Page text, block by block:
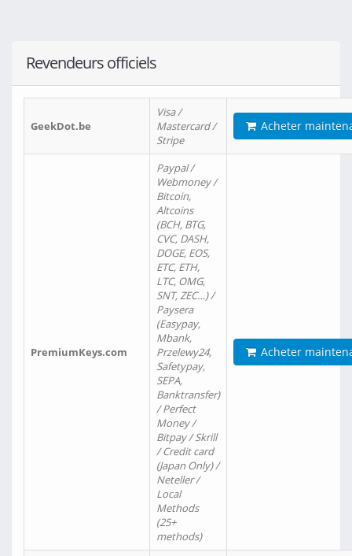
Revendeurs officiels
GeekDot.be
Visa /
Mastercard /
Stripe
Acheter
PremiumKeys.com
Paypal /
Webmoney /
Bitcoin,
Altcoins
(BCH, BTG,
CVC, DASH,
DOGE, EOS,
ETC, ETH,
LTC, OMG,
SNT, ZEC…) /
Paysera
(Easypay,
Mbank,
Przelewy24,
Safetypay,
SEPA,
Banktransfer)
/ Perfect
Money /
Bitpay / Skrill
/ Credit card
(Japan Only) /
Neteller /
Local
Methods
(25+
methods)
Acheter